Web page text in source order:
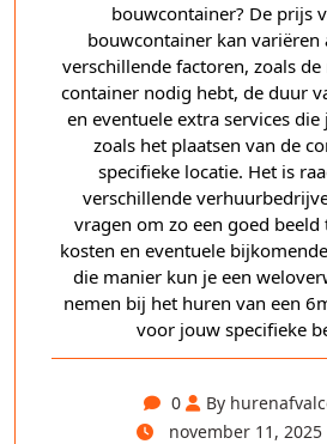
bouwcontainer? De prijs
bouwcontainer kan variëren
verschillende factoren, zoals
container nodig hebt, de duur
en eventuele extra services
zoals het plaatsen van de
specifieke locatie. Het is
verschillende
vragen om zo een goed
kosten en eventuele
die manier kun je een
nemen bij het huren van een
voor jouw specifieke
0
By
november 11, 2025